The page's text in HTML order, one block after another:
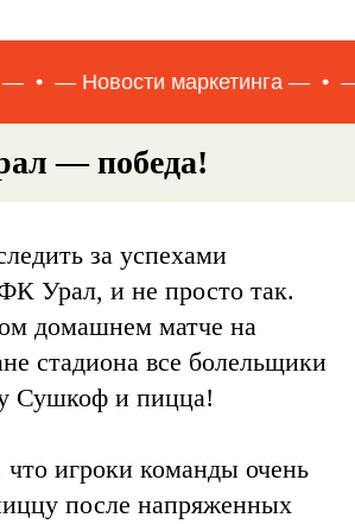
— — Новости
— победа!
за успехами
Урал, и не просто так.
домашнем матче на
стадиона все болельщики
Сушкоф и пицца!
игроки команды очень
после напряженных